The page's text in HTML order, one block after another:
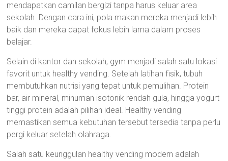
mendapatkan camilan bergizi tanpa harus keluar area
sekolah. Dengan cara ini, pola makan mereka menjadi lebih
baik dan mereka dapat fokus lebih lama dalam proses
belajar.
Selain di kantor dan sekolah, gym menjadi salah satu lokasi
favorit untuk healthy vending. Setelah latihan fisik, tubuh
membutuhkan nutrisi yang tepat untuk pemulihan. Protein
bar, air mineral, minuman isotonik rendah gula, hingga yogurt
tinggi protein adalah pilihan ideal. Healthy vending
memastikan semua kebutuhan tersebut tersedia tanpa perlu
pergi keluar setelah olahraga.
Salah satu keunggulan healthy vending modern adalah